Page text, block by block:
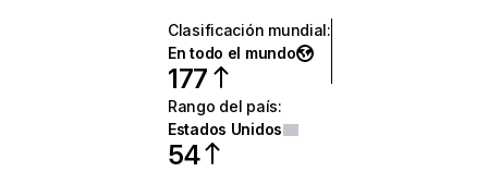
Clasificación mundial:
En todo el mundo
177
Rango del país:
Estados Unidos
54